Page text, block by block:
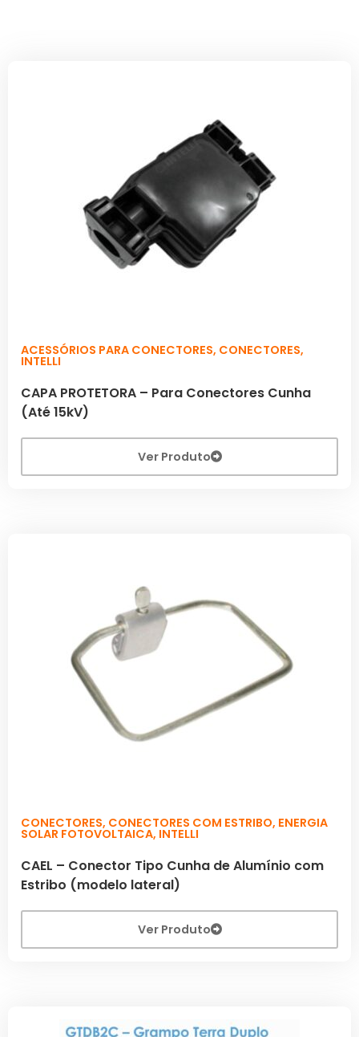
ACESSÓRIOS PARA CONECTORES, CONECTORES,
INTELLI
CAPA PROTETORA – Para Conectores Cunha
(Até 15kV)
Ver Produto
CONECTORES, CONECTORES COM ESTRIBO, ENERGIA
SOLAR FOTOVOLTAICA, INTELLI
CAEL – Conector Tipo Cunha de Alumínio com
Estribo (modelo lateral)
Ver Produto